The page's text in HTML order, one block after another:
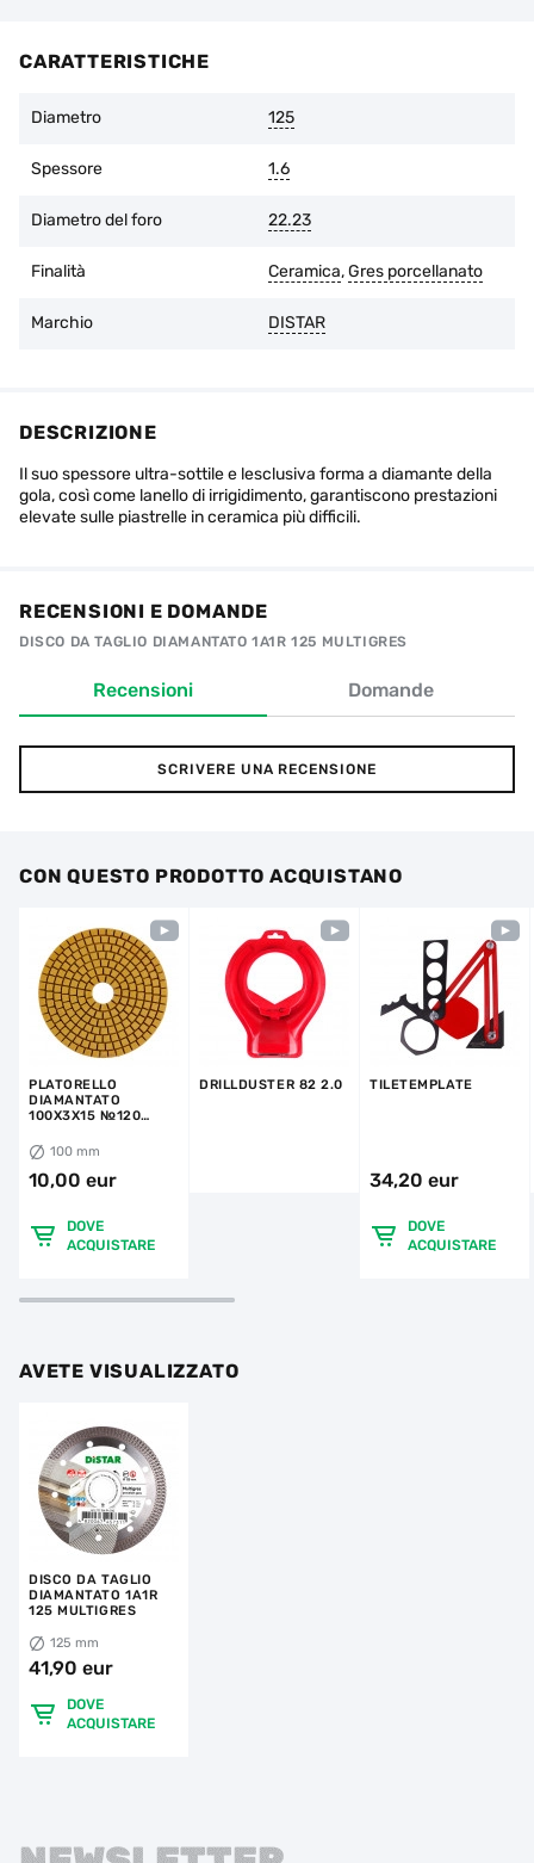
CARATTERISTICHE
Diametro 125
Spessore 1.6
Diametro del foro 22.23
Finalità Ceramica,Gres porcellanato
Marchio DISTAR
DESCRIZIONE
Il suo spessore ultra-sottile e lesclusiva forma a diamante della
gola, così come lanello di irrigidimento, garantiscono prestazioni
elevate sulle piastrelle in ceramica più difficili.
RECENSIONI E DOMANDE
DISCO DA TAGLIO DIAMANTATO 1A1R 125 MULTIGRES
Recensioni Domande
SCRIVERE UNA RECENSIONE
CON QUESTO PRODOTTO ACQUISTANO
PLATORELLO
DIAMANTATO
100X3X15 №120
100 mm
10,00 eur
DOVE
ACQUISTARE
DRILLDUSTER 82 2.0 TILETEMPLATE
34,20 eur
DOVE
ACQUISTARE
AVETE VISUALIZZATO
DISCO DA TAGLIO
DIAMANTATO 1A1R
125 MULTIGRES
125 mm
41,90 eur
DOVE
ACQUISTARE